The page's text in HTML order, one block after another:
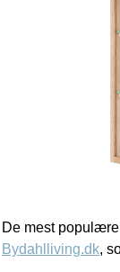
De mest
Bydahlliving.dk,